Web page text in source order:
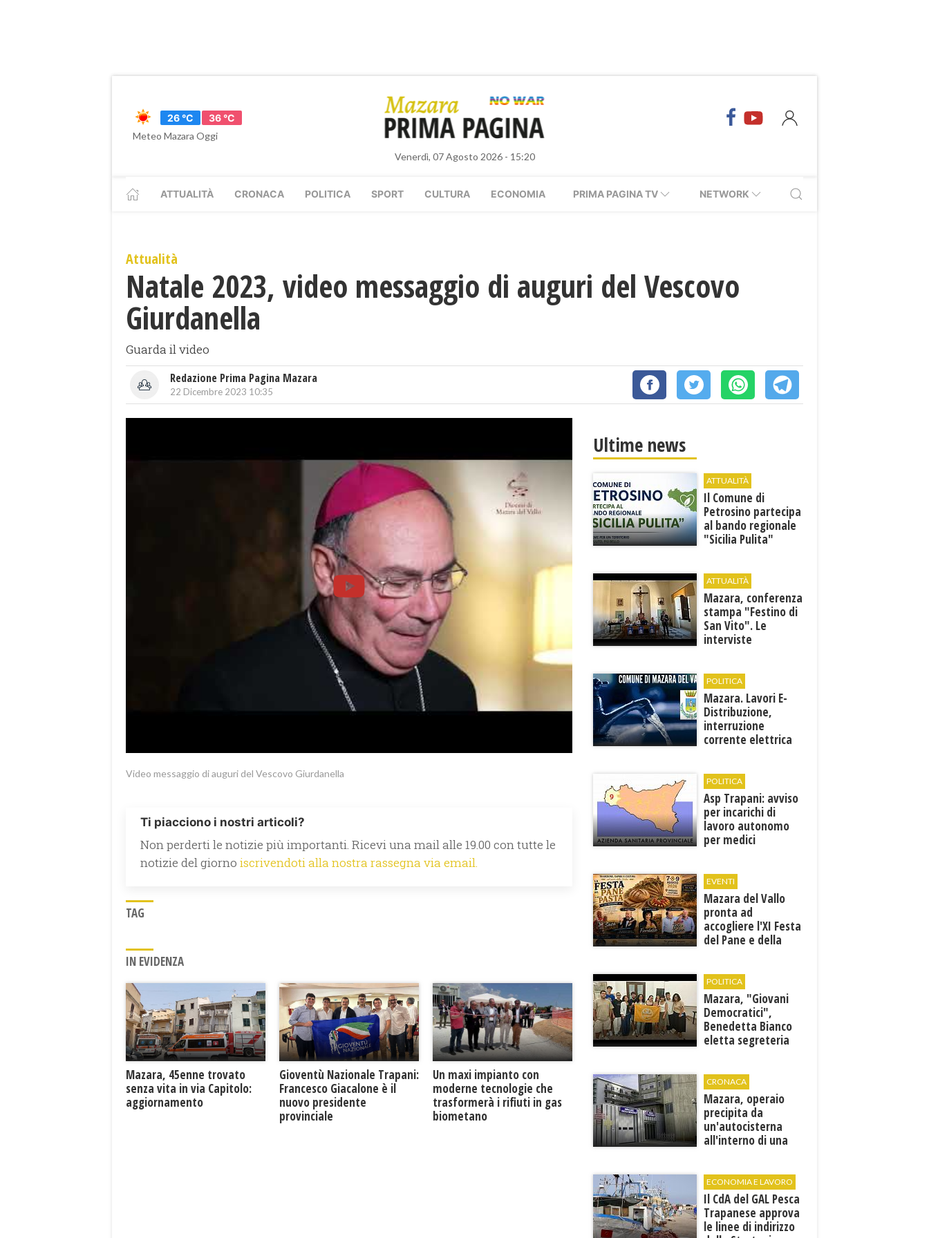
26 °C
36 °C
Meteo Mazara Oggi
Venerdì, 07 Agosto 2026 - 15:20
ATTUALITÀ CRONACA POLITICA SPORT CULTURA ECONOMIA PRIMA PAGINA TV NETWORK
Attualità
Natale 2023, video messaggio di auguri del Vescovo
Giurdanella
Guarda il video
Redazione Prima Pagina Mazara
22 Dicembre 2023 10:35
Video messaggio di auguri del Vescovo Giurdanella
Ti piacciono i nostri articoli?
Non perderti le notizie più importanti. Ricevi una mail alle 19.00 con tutte le
notizie del giorno iscrivendoti alla nostra rassegna via email.
TAG
IN EVIDENZA
Mazara, 45enne trovato
senza vita in via Capitolo:
aggiornamento
Gioventù Nazionale Trapani:
Francesco Giacalone è il
nuovo presidente
provinciale
Un maxi impianto con
moderne tecnologie che
trasformerà i rifiuti in gas
biometano
Ultime news
ATTUALITÀ
​Il Comune di
Petrosino partecipa
al bando regionale
"Sicilia Pulita"
ATTUALITÀ
Mazara, conferenza
stampa "Festino di
San Vito". Le
interviste
POLITICA
Mazara. Lavori E-
Distribuzione,
interruzione
corrente elettrica
POLITICA
Asp Trapani: avviso
per incarichi di
lavoro autonomo
per medici
EVENTI
Mazara del Vallo
pronta ad
accogliere l'XI Festa
del Pane e della
POLITICA
Mazara, "Giovani
Democratici",
Benedetta Bianco
eletta segreteria
CRONACA
Mazara, operaio
precipita da
un'autocisterna
all'interno di una
Sofia"
ECONOMIA E LAVORO
Il CdA del GAL Pesca
Trapanese approva
le linee di indirizzo